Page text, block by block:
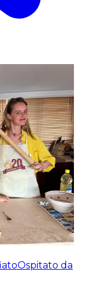
Ospitato da